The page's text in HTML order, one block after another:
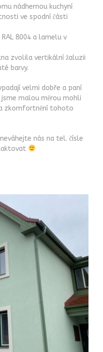
nádhernou kuchyní
ve spodní části
8004 a lamelu v
zvolila vertikální žaluzii
barvy.
velmi dobře a paní
jsme malou měrou mohli
zkomfortnění tohoto
nás na tel. čísle